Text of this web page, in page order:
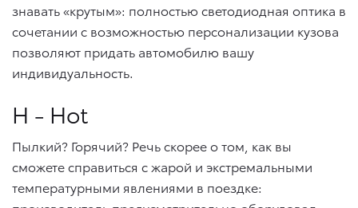
знавать «крутым»: полностью светодиодная оптика в
сочетании с возможностью персонализации кузова
позволяют придать автомобилю вашу
индивидуальность.
H - Hot
Пылкий? Горячий? Речь скорее о том, как вы
сможете справиться с жарой и экстремальными
температурными явлениями в поездке: